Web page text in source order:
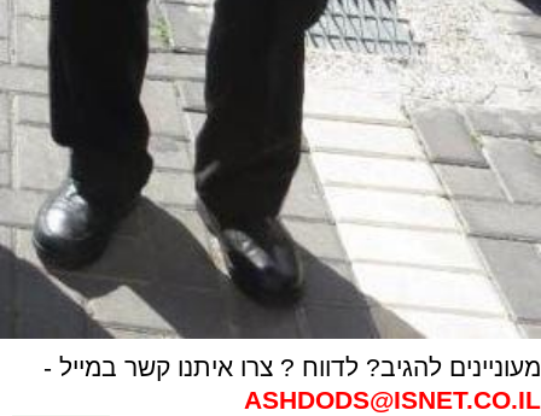
מעוניינים להגיב? לדווח ? צרו איתנו קשר במייל -
ASHDODS@ISNET.CO.IL